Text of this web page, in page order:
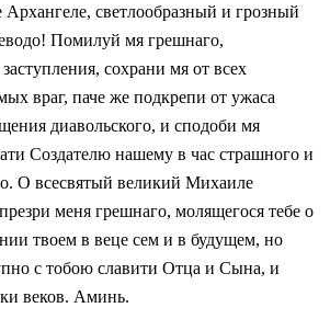
светлообразный и грозный
Помилуй мя грешнаго,
сохрани мя от всех
враг, паче же подкрепи от ужаса
диавольского, и сподоби мя
Создателю нашему в час страшного и
О всесвятый великий Михаиле
меня грешнаго, молящегося тебе о
твоем в веце сем и в будущем, но
с тобою славити Отца и Сына, и
веков. Аминь.